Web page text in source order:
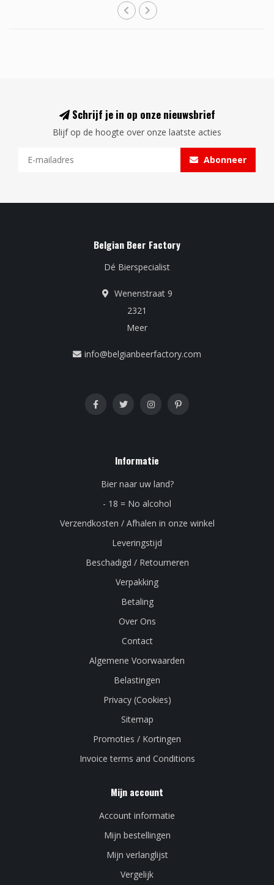
Schrijf je in op onze nieuwsbrief
Blijf op de hoogte over onze laatste acties
Abonneer
Belgian Beer Factory
Dé Bierspecialist
Wenenstraat 9
2321
Meer
info@belgianbeerfactory.com
Informatie
Bier naar uw land?
- 18 = No alcohol
Verzendkosten / Afhalen in onze winkel
Leveringstijd
Beschadigd / Retourneren
Verpakking
Betaling
Over Ons
Contact
Algemene Voorwaarden
Belastingen
Privacy (Cookies)
Sitemap
Promoties / Kortingen
Invoice terms and Conditions
Mijn account
Account informatie
Mijn bestellingen
Mijn verlanglijst
Vergelijk